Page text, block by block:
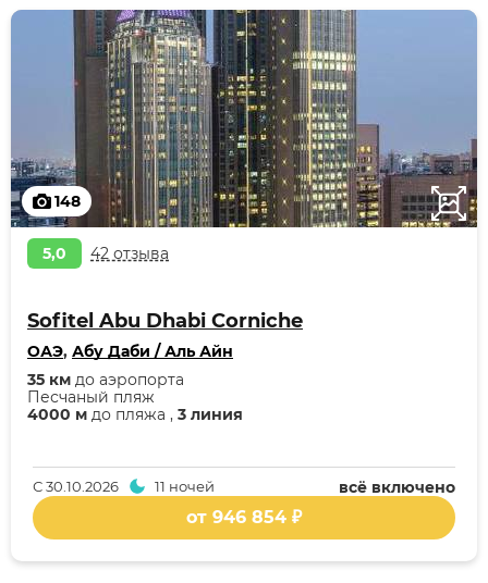
148
5,0 42 отзыва
Sofitel Abu Dhabi Corniche
ОАЭ, Абу Даби / Аль Айн
4000 м до пляжа , 3 линия
Песчаный пляж
35 км до аэропорта
всё включено
С30.10.2026 11 ночей
от 946 854 ₽